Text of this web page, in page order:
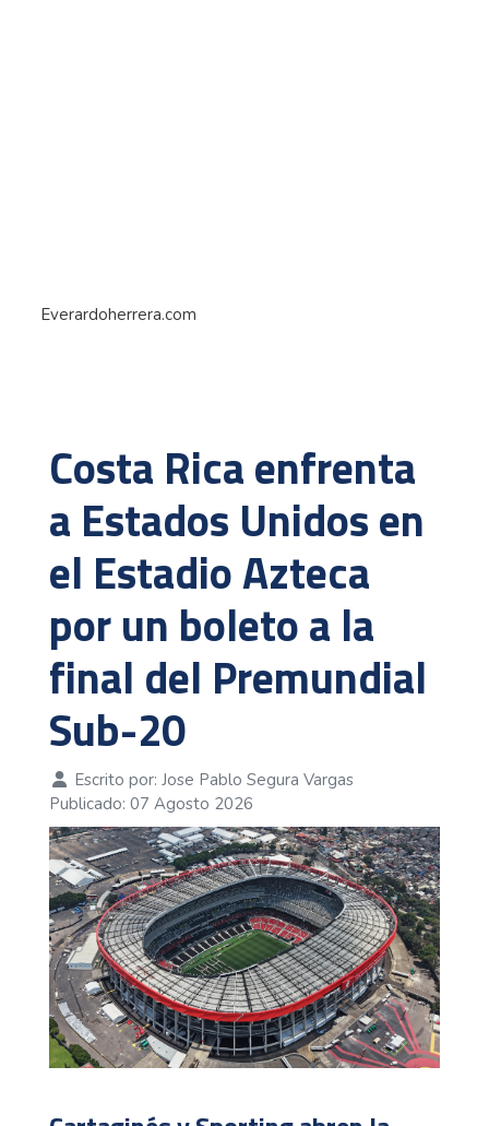
Everardoherrera.com
Costa Rica enfrenta
a Estados Unidos en
el Estadio Azteca
por un boleto a la
final del Premundial
Sub-20
Escrito por: Jose Pablo Segura Vargas
Publicado: 07 Agosto 2026